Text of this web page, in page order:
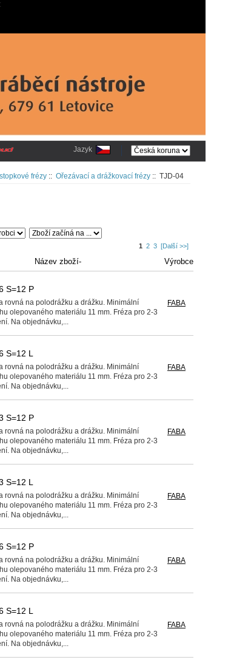
Jazyk
frézy :: Ořezávací a drážkovací frézy :: TJD-04
1 2 3 [Další >>]
Název zboží- Výrobce
S=12 P
rovná na polodrážku a drážku. Minimální
olepovaného materiálu 11 mm. Fréza pro 2-3
Na objednávku,...
FABA
S=12 L
rovná na polodrážku a drážku. Minimální
olepovaného materiálu 11 mm. Fréza pro 2-3
Na objednávku,...
FABA
S=12 P
rovná na polodrážku a drážku. Minimální
olepovaného materiálu 11 mm. Fréza pro 2-3
Na objednávku,...
FABA
S=12 L
rovná na polodrážku a drážku. Minimální
olepovaného materiálu 11 mm. Fréza pro 2-3
Na objednávku,...
FABA
S=12 P
rovná na polodrážku a drážku. Minimální
olepovaného materiálu 11 mm. Fréza pro 2-3
Na objednávku,...
FABA
S=12 L
rovná na polodrážku a drážku. Minimální
olepovaného materiálu 11 mm. Fréza pro 2-3
Na objednávku,...
FABA